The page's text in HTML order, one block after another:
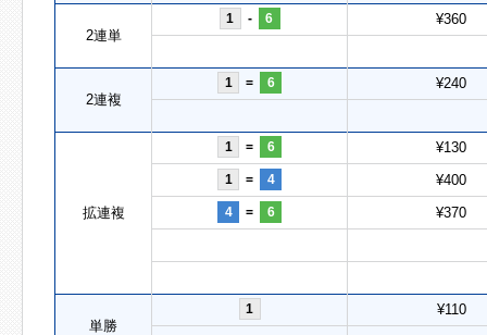
2連単
1 - 6 ¥360
2連複
1 = 6 ¥240
拡連複
1 = 6 ¥130
1 = 4 ¥400
4 = 6 ¥370
単勝
1 ¥110